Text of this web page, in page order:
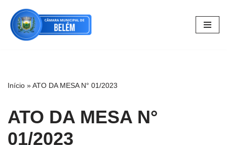
Pular
para
Início »ATO DA MESA N° 01/2023
ATO DA MESA N°
01/2023